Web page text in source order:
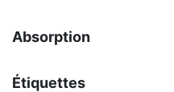
Absorption
Étiquettes